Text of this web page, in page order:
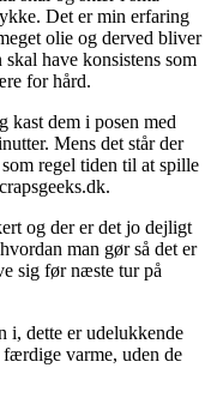
Det er min erfaring
olie og derved bliver
have konsistens som
for hård.
kast dem i posen med
Mens det står der
regel tiden til at spille
og der er det jo dejligt
man gør så det er
sig før næste tur på
i, dette er udelukkende
varme, uden de